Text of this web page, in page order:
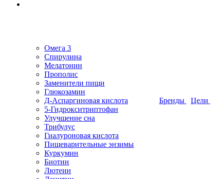
Омега 3
Спирулина
Мелатонин
Прополис
Заменители пищи
Глюкозамин
Д-Аспаргиновая кислота
5-Гидрокситриптофан
Улучшение сна
Трибулус
Гиалуроновая кислота
Пищеварительные энзимы
Куркумин
Биотин
Лютеин
Бренды Цели